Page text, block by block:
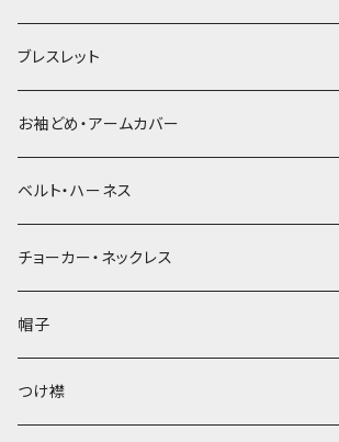
ブレスレット
お袖どめ・アームカバー
ベルト・ハーネス
チョーカー・ネックレス
帽子
ベレー帽
つけ襟